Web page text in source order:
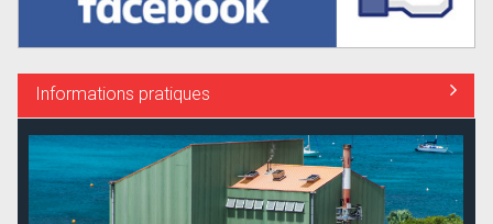
Informations pratiques